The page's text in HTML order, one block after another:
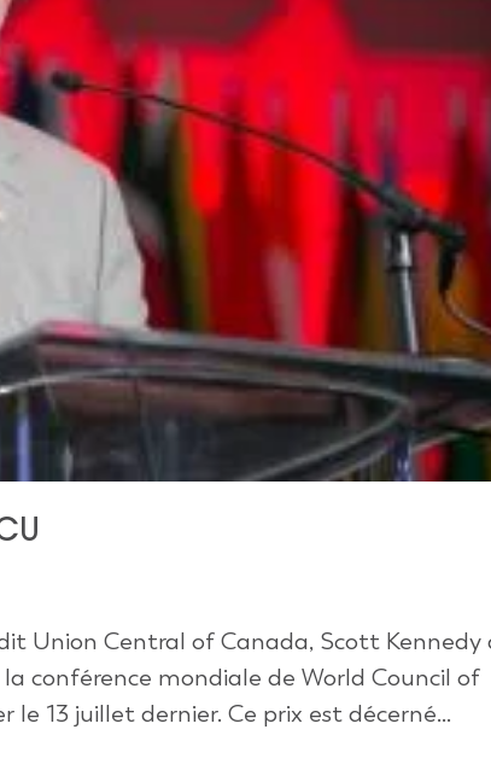
Union Central of Canada, Scott Kennedy
conférence mondiale de World Council of
13 juillet dernier. Ce prix est décerné...